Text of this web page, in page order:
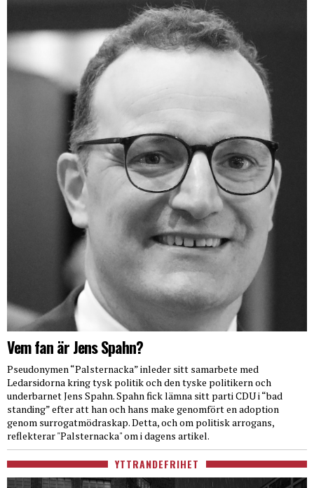
Vem fan är Jens Spahn?
Pseudonymen “Palsternacka” inleder sitt samarbete med
Ledarsidorna kring tysk politik och den tyske politikern och
underbarnet Jens Spahn. Spahn fick lämna sitt parti CDU i “bad
standing” efter att han och hans make genomfört en adoption
genom surrogatmödraskap. Detta, och om politisk arrogans,
reflekterar "Palsternacka" om i dagens artikel.
YTTRANDEFRIHET